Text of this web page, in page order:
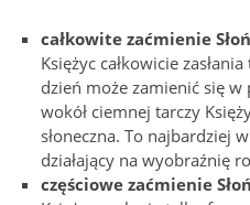
całkowite zaćmienie
Księżyc całkowicie
dzień może zamienić się
wokół ciemnej tarczy
słoneczna. To najbardziej
działający na wyobraźnię
częściowe zaćmienie